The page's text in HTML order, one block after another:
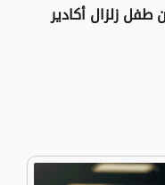
طفل زلزال أكادير